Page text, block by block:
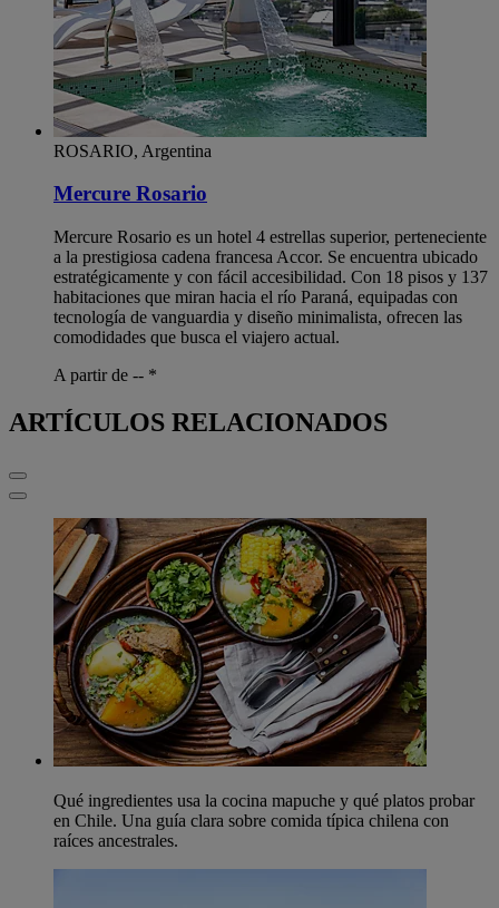
ROSARIO, Argentina
Mercure Rosario
Mercure Rosario es un hotel 4 estrellas superior, perteneciente
a la prestigiosa cadena francesa Accor. Se encuentra ubicado
estratégicamente y con fácil accesibilidad. Con 18 pisos y 137
habitaciones que miran hacia el río Paraná, equipadas con
tecnología de vanguardia y diseño minimalista, ofrecen las
comodidades que busca el viajero actual.
A partir de -- *
ARTÍCULOS RELACIONADOS
Qué ingredientes usa la cocina mapuche y qué platos probar
en Chile. Una guía clara sobre comida típica chilena con
raíces ancestrales.